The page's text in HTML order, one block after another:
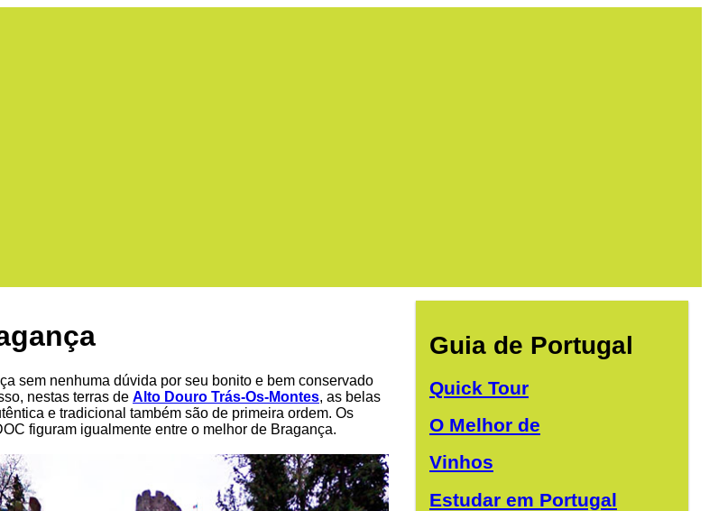
sem nenhuma dúvida por seu bonito e bem conservado
nestas terras de Alto Douro Trás-Os-Montes, as belas
e tradicional também são de primeira ordem. Os
figuram igualmente entre o melhor de Bragança.
Guia de Portugal
Quick Tour
O Melhor de
Vinhos
Estudar em Portugal